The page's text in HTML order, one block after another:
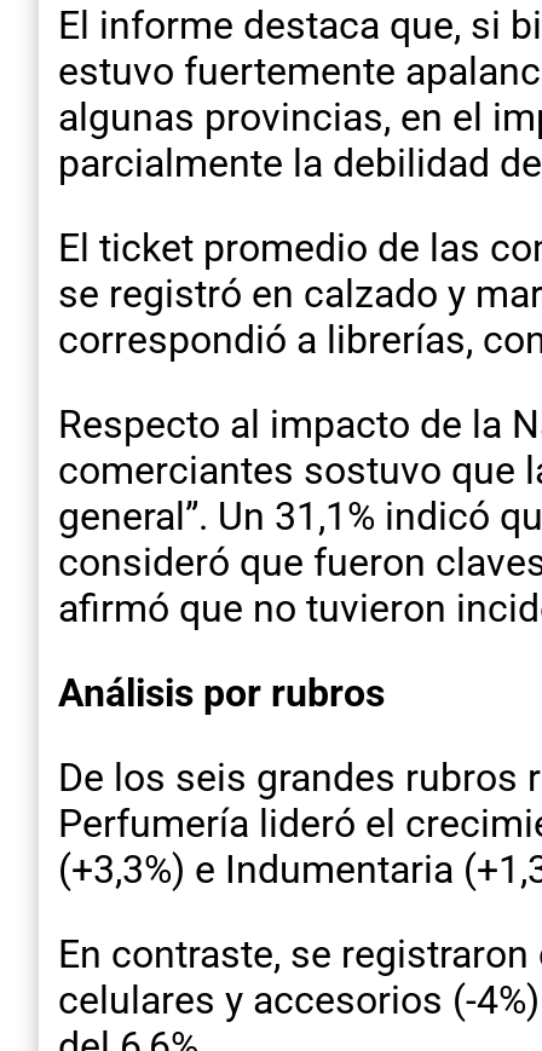
El informe destaca que, si
estuvo fuertemente
algunas provincias, en el
parcialmente la debilidad
El ticket promedio de las
se registró en calzado y
correspondió a librerías,
Respecto al impacto de la
comerciantes sostuvo que
general”. Un 31,1% indicó
consideró que fueron
afirmó que no tuvieron
Análisis por rubros
De los seis grandes rubros
Perfumería lideró el
(+3,3%) e Indumentaria
En contraste, se
celulares y accesorios (-